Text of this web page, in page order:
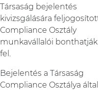
Társaság bejelentés
kivizsgálására
Compliance Osztály
munkavállalói bonthatják
fel.
Bejelentés a Társaság
Compliance Osztálya által